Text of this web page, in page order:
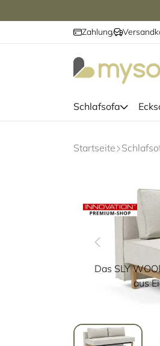
Zahlung/
Schlafsofa
Startseite
Das SLY
aus